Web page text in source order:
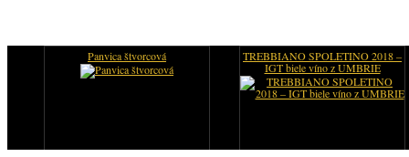
Panvica štvorcová
TREBBIANO SPOLETINO 2018 –
IGT biele víno z UMBRIE